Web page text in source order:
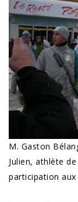
M. Gaston
Julien, athlète
participation